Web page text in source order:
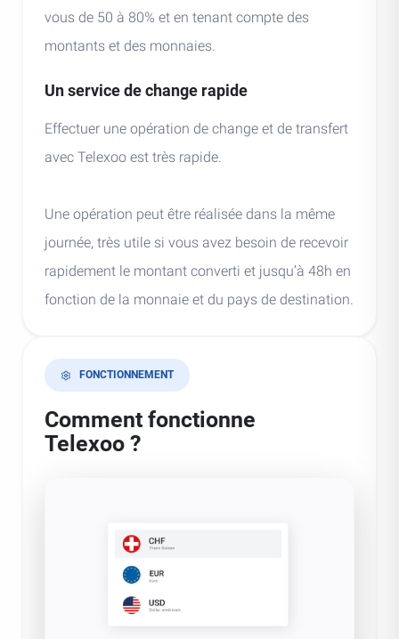
vous de 50 à 80% et en tenant compte des
montants et des monnaies.
Un service de change rapide
Effectuer une opération de change et de transfert
avec Telexoo est très rapide.
Une opération peut être réalisée dans la même
journée, très utile si vous avez besoin de recevoir
rapidement le montant converti et jusqu’à 48h en
fonction de la monnaie et du pays de destination.
FONCTIONNEMENT
Comment fonctionne
Telexoo ?